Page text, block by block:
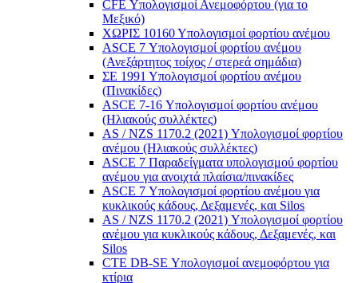
CFE Υπολογισμοί Ανεμοφόρτου (για το
Μεξικό)
ΧΩΡΙΣ 10160 Υπολογισμοί φορτίου ανέμου
ASCE 7 Υπολογισμοί φορτίου ανέμου
(Ανεξάρτητος τοίχος / στερεά σημάδια)
ΣΕ 1991 Υπολογισμοί φορτίου ανέμου
(Πινακίδες)
ASCE 7-16 Υπολογισμοί φορτίου ανέμου
(Ηλιακούς συλλέκτες)
AS / NZS 1170.2 (2021) Υπολογισμοί φορτίου
ανέμου (Ηλιακούς συλλέκτες)
ASCE 7 Παραδείγματα υπολογισμού φορτίου
ανέμου για ανοιχτά πλαίσια/πινακίδες
ASCE 7 Υπολογισμοί φορτίου ανέμου για
κυκλικούς κάδους, Δεξαμενές, και Silos
AS / NZS 1170.2 (2021) Υπολογισμοί φορτίου
ανέμου για κυκλικούς κάδους, Δεξαμενές, και
Silos
CTE DB-SE Υπολογισμοί ανεμοφόρτου για
κτίρια